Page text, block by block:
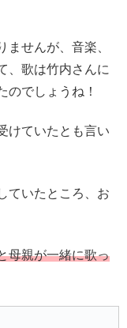
ませんが、音楽、
、歌は竹内さんに
のでしょうね！
けていたとも言い
ていたところ、お
母親が一緒に歌っ